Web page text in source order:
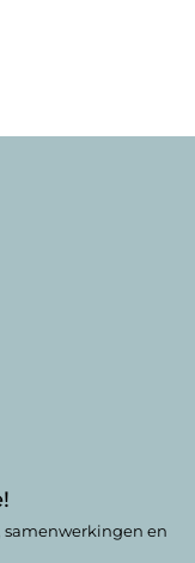
samenwerkingen en